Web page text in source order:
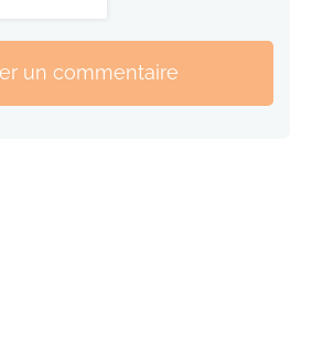
un commentaire